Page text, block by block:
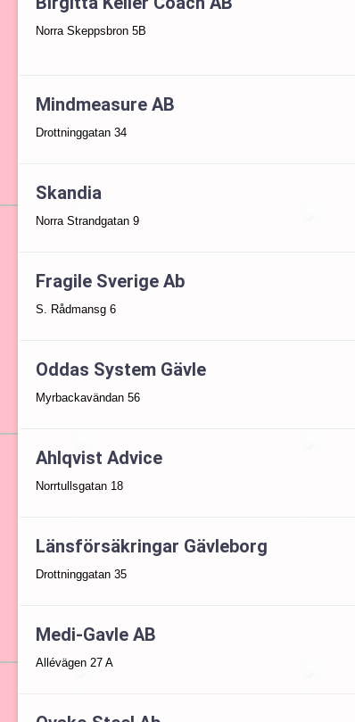
Norra Skeppsbron 5B
Mindmeasure AB
Drottninggatan 34
Skandia
Norra Strandgatan 9
Fragile Sverige Ab
S. Rådmansg 6
Oddas System Gävle
Myrbackavändan 56
Ahlqvist Advice
Norrtullsgatan 18
Länsförsäkringar Gävleborg
Drottninggatan 35
Medi-Gavle AB
Allévägen 27 A